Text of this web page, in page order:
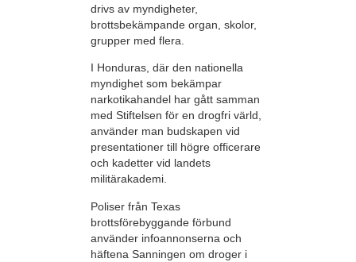
drivs av myndigheter,
brottsbekämpande organ, skolor,
grupper med flera.
I Honduras, där den nationella
myndighet som bekämpar
narkotikahandel har gått samman
med Stiftelsen för en drogfri värld,
använder man budskapen vid
presentationer till högre officerare
och kadetter vid landets
militärakademi.
Poliser från Texas
brottsförebyggande förbund
använder infoannonserna och
häftena Sanningen om droger i